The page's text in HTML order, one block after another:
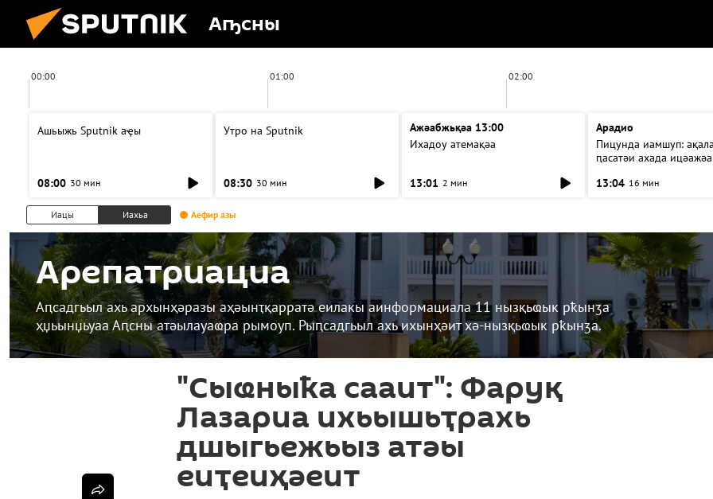
Аҧсны
00:00 01:00 02:00
Ашьыжь Sputnik аҿы
08:00 30 мин
Утро на Sputnik
08:30 30 мин
Ажәабжьқәа 13:00
Ихадоу атемақәа
13:01 2 мин
Арадио
Пицунда иамшуп:
ԥасатәи ахада
13:04 16 мин
Иацы Иахьа Аефир азы
Арепатриациа
Аԥсадгьыл ахь архынҳәразы аҳәынҭқарратә еилакы аинформациала 11 нызқьҩык рҟынӡа
ҳџьынџьуаа Аԥсны атәылауаҩра рымоуп. Рыԥсадгьыл ахь ихынҳәит хә-нызқьҩык рҟынӡа.
"Сыҩныҟа сааит": Фаруқ
Лазариа ихьышьҭрахь
дшыгьежьыз атәы
еиҭеиҳәеит